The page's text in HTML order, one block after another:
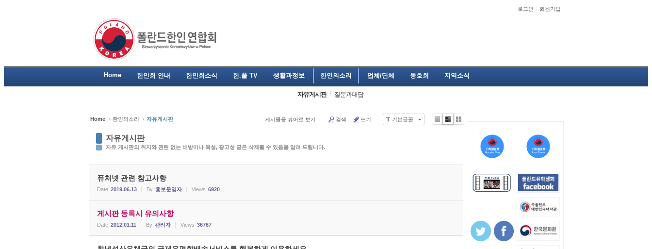
로그인 회원가입
Home 한인회 안내 한인회소식 한.폴 TV 생활과정보 한인의소리 업체/단체 동호회 지역소식
자유게시판 질문과대답
Home 한인의소리 자유게시판 T 기본글꼴
게시물을 뷰어로 보기 검색 쓰기
자유게시판
자유 게시판의 취지와 관련 없는 비방이나 욕설, 광고성 글은 삭제될 수 있음을 알려 드립니다.
Li
Zi
G
퓨처넷 관련 참고사항
Date 2019.06.13 By 홍보운영자 Views 6920
게시판 등록시 유의사항
Date 2012.01.11 By 관리자 Views 36767